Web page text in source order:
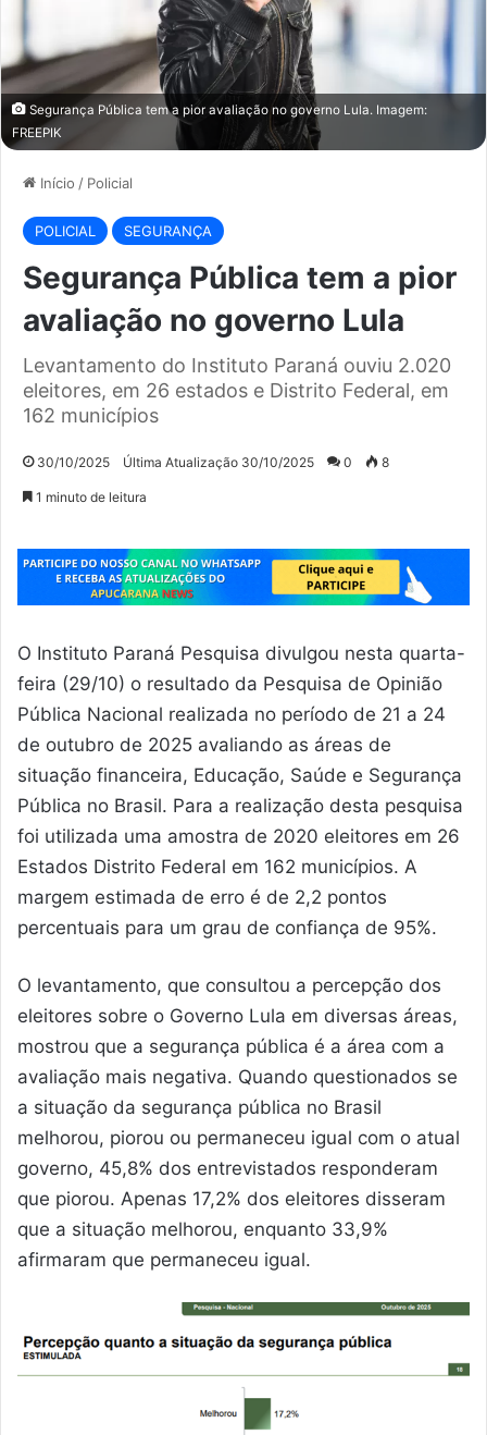
Segurança Pública tem a pior avaliação no governo Lula. Imagem:
FREEPIK
Início / Policial
POLICIAL SEGURANÇA
Segurança Pública tem a pior
avaliação no governo Lula
Levantamento do Instituto Paraná ouviu 2.020
eleitores, em 26 estados e Distrito Federal, em
162 municípios
30/10/2025 Última Atualização 30/10/2025 0 8
1 minuto de leitura
O Instituto Paraná Pesquisa divulgou nesta quarta-
feira (29/10) o resultado da Pesquisa de Opinião
Pública Nacional realizada no período de 21 a 24
de outubro de 2025 avaliando as áreas de
situação financeira, Educação, Saúde e Segurança
Pública no Brasil. Para a realização desta pesquisa
foi utilizada uma amostra de 2020 eleitores em 26
Estados Distrito Federal em 162 municípios. A
margem estimada de erro é de 2,2 pontos
percentuais para um grau de confiança de 95%.
O levantamento, que consultou a percepção dos
eleitores sobre o Governo Lula em diversas áreas,
mostrou que a segurança pública é a área com a
avaliação mais negativa. Quando questionados se
a situação da segurança pública no Brasil
melhorou, piorou ou permaneceu igual com o atual
governo, 45,8% dos entrevistados responderam
que piorou. Apenas 17,2% dos eleitores disseram
que a situação melhorou, enquanto 33,9%
afirmaram que permaneceu igual.